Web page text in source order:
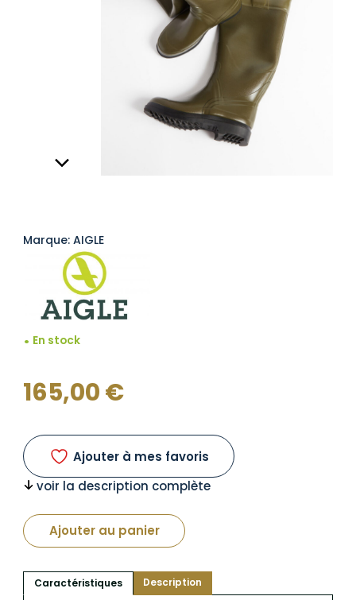
Marque: AIGLE
En stock
165,00€
Ajouter à mes favoris
voir la description complète
Ajouter au panier
Caractéristiques Description